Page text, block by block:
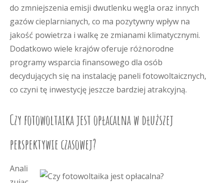
do zmniejszenia emisji dwutlenku węgla oraz innych
gazów cieplarnianych, co ma pozytywny wpływ na
jakość powietrza i walkę ze zmianami klimatycznymi.
Dodatkowo wiele krajów oferuje różnorodne
programy wsparcia finansowego dla osób
decydujących się na instalację paneli fotowoltaicznych,
co czyni tę inwestycję jeszcze bardziej atrakcyjną.
Czy fotowoltaika jest opłacalna w dłuższej
perspektywie czasowej?
Anali